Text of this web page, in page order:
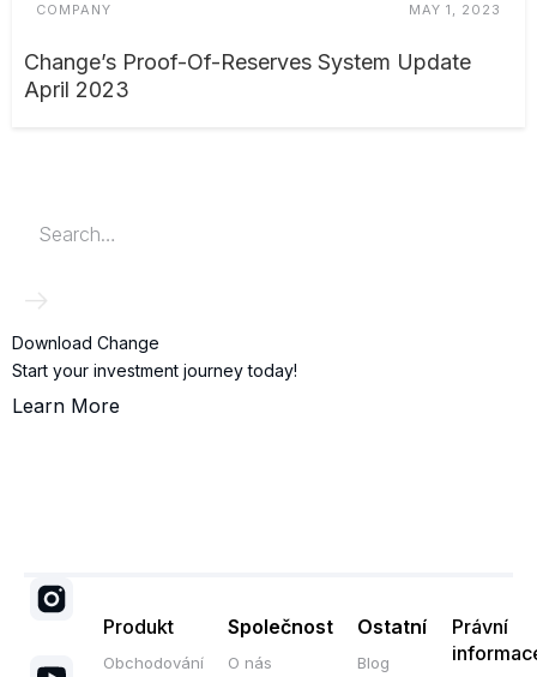
COMPANY MAY 1, 2023
Change’s Proof-Of-Reserves System Update
April 2023
Download Change
Start your investment journey today!
Learn More
Produkt
Obchodování
Společnost
O nás
Ostatní
Blog
Právní